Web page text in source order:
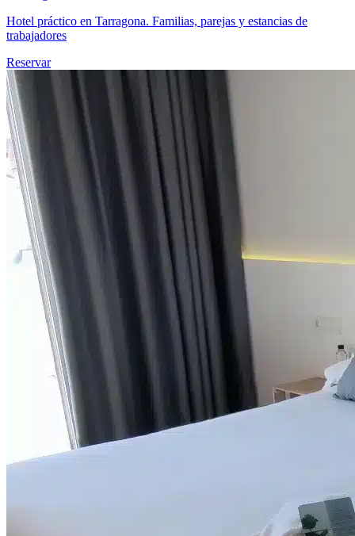
Hotel práctico en Tarragona. Familias, parejas y estancias de
trabajadores
Reservar